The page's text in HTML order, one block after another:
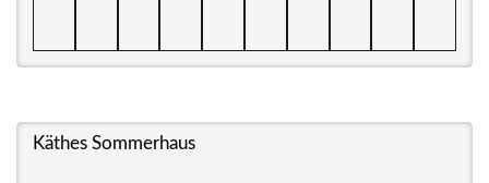
Käthes Sommerhaus